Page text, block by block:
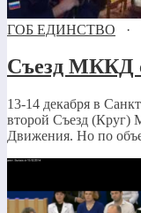
ГОБ ЕДИНСТВО ·
Съезд МККД
13-14 декабря в
второй Съезд (Круг)
Движения. Но по